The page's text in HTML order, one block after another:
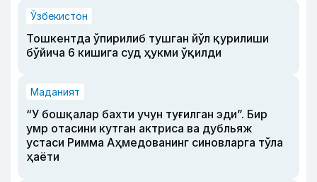
Ўзбекистон
Тошкентда ўпирилиб тушган йўл қурилиши
бўйича 6 кишига суд ҳукми ўқилди
Маданият
“У бошқалар бахти учун туғилган эди”. Бир
умр отасини кутган актриса ва дубльяж
устаси Римма Аҳмедованинг синовларга тўла
ҳаёти